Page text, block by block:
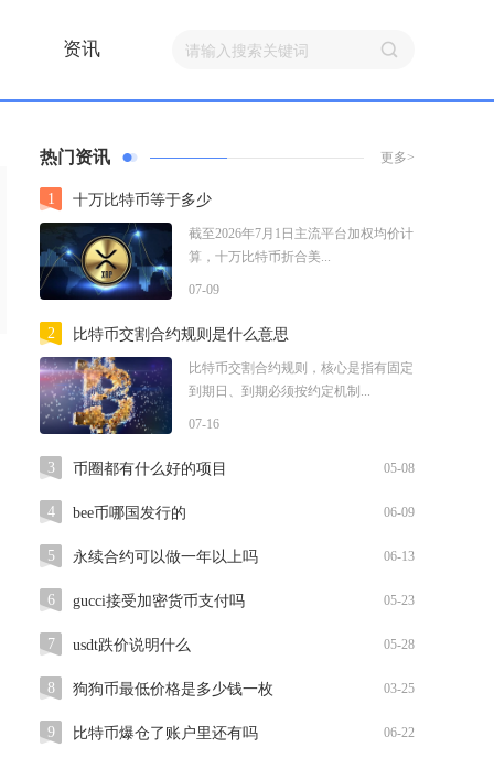
资讯
热门资讯 更多>
1 十万比特币等于多少
截至2026年7月1日主流平台加权均价计
算，十万比特币折合美...
07-09
2 比特币交割合约规则是什么意思
比特币交割合约规则，核心是指有固定
到期日、到期必须按约定机制...
07-16
3 币圈都有什么好的项目 05-08
4 bee币哪国发行的 06-09
5 永续合约可以做一年以上吗 06-13
6 gucci接受加密货币支付吗 05-23
7 usdt跌价说明什么 05-28
8 狗狗币最低价格是多少钱一枚 03-25
9 比特币爆仓了账户里还有吗 06-22